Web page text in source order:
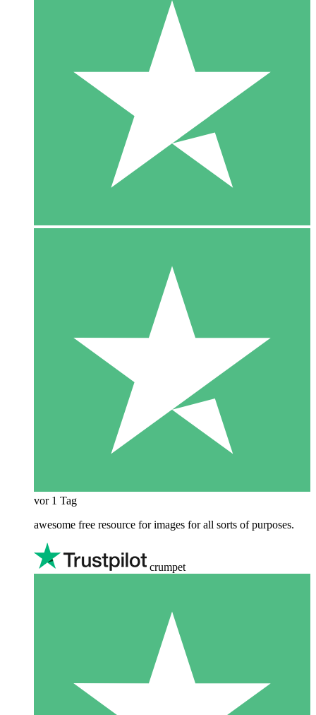
vor 1 Tag
awesome free resource for images for all sorts of purposes.
crumpet